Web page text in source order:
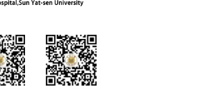
的器官修复与改造
七年制毕业，2015年在中山大学获得
期间国家公派美国哈佛大学医学院及康